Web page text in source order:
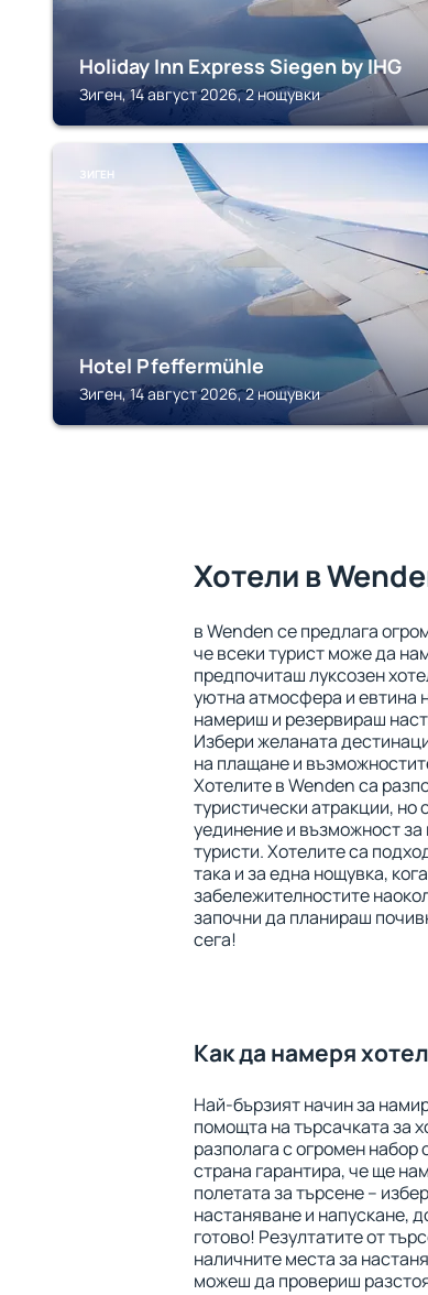
Holiday Inn Express Siegen by IHG
Зиген, 14 август 2026, 2 нощувки
ЗИГЕН
Hotel Pfeffermühle
Зиген, 14 август 2026, 2 нощувки
Хотели в
в Wenden се предлага
че всеки турист може да
предпочиташ луксозен
уютна атмосфера и евтина
намериш и резервираш
Избери желаната
на плащане и
Хотелите в Wenden са
туристически атракции,
уединение и възможност
туристи. Хотелите са
така и за една нощувка,
забележителностите
започни да планираш
сега!
Как да намеря
Най-бързият начин за
помощта на търсачката за
разполага с огромен набор
страна гарантира, че ще
полетата за търсене –
настаняване и напускане,
готово! Резултатите от
наличните места за
можеш да провериш